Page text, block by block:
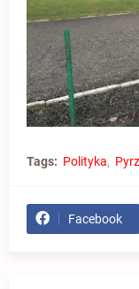
Tags: Polityka
Facebook